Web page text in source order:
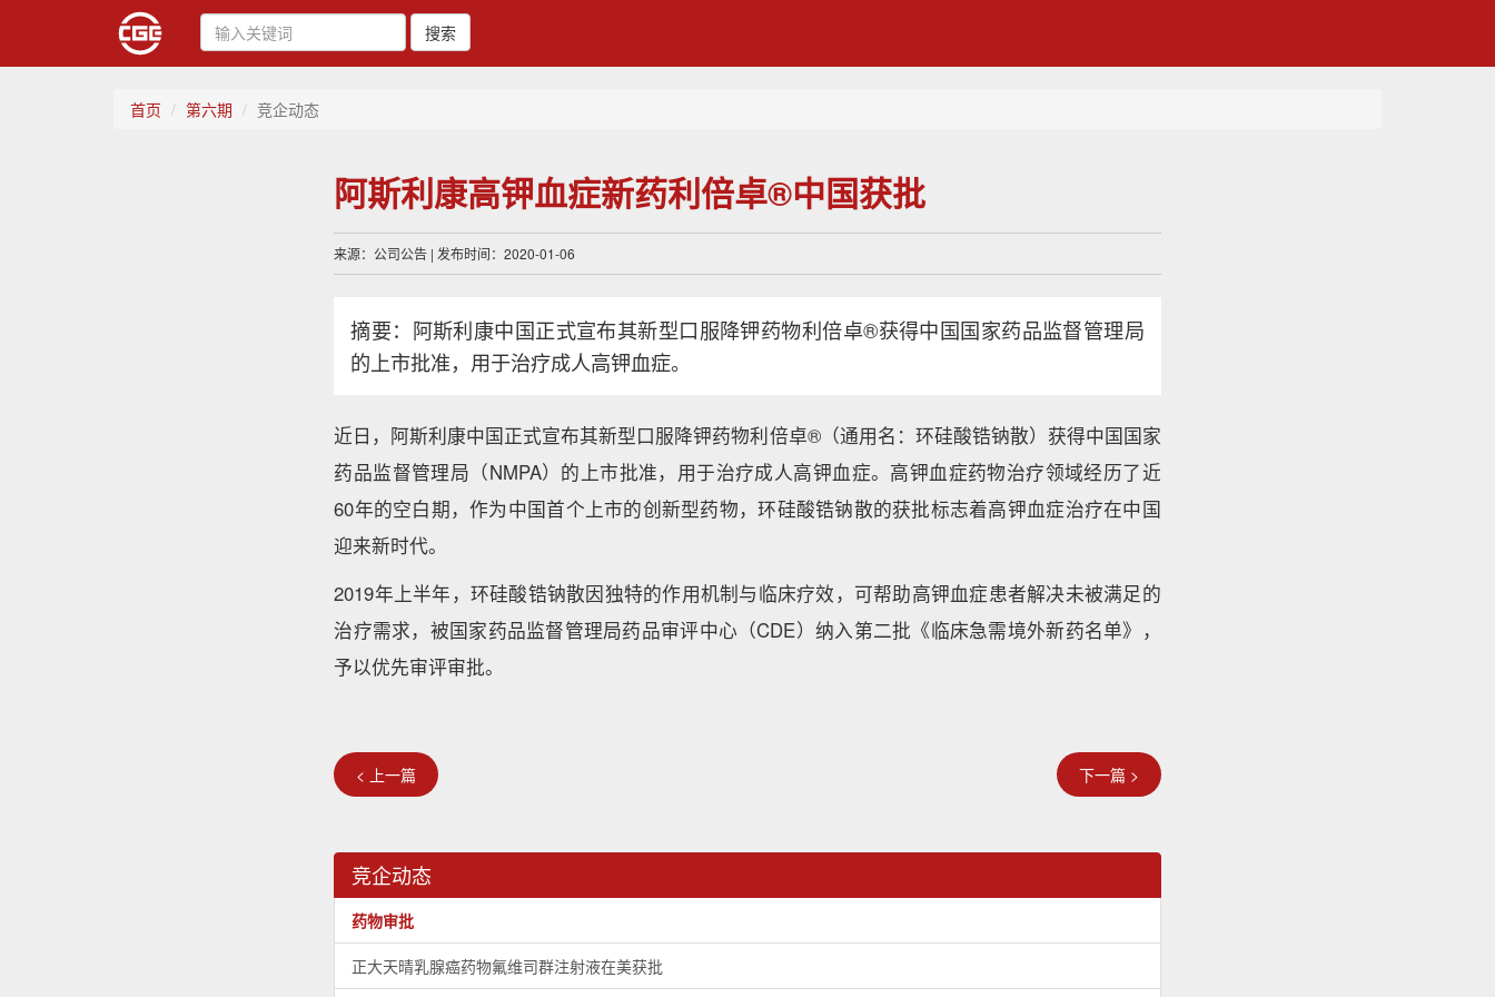
搜索
首页 第六期 竞企动态
阿斯利康高钾血症新药利倍卓®中国获批
来源：公司公告 | 发布时间：2020-01-06
摘要：阿斯利康中国正式宣布其新型口服降钾药物利倍卓®获得中国国家药品监督管理局
的上市批准，用于治疗成人高钾血症。
近日，阿斯利康中国正式宣布其新型口服降钾药物利倍卓®（通用名：环硅酸锆钠散）获得中国国家
药品监督管理局（NMPA）的上市批准，用于治疗成人高钾血症。高钾血症药物治疗领域经历了近
60年的空白期，作为中国首个上市的创新型药物，环硅酸锆钠散的获批标志着高钾血症治疗在中国
迎来新时代。
2019年上半年，环硅酸锆钠散因独特的作用机制与临床疗效，可帮助高钾血症患者解决未被满足的
治疗需求，被国家药品监督管理局药品审评中心（CDE）纳入第二批《临床急需境外新药名单》，
予以优先审评审批。
< 上一篇 下一篇 >
竞企动态
药物审批
正大天晴乳腺癌药物氟维司群注射液在美获批